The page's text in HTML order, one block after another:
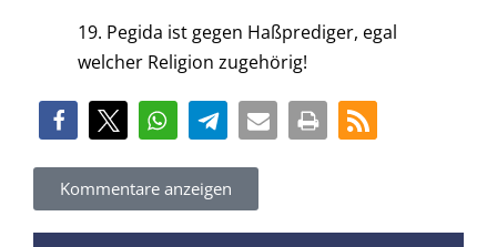
19. Pegida ist gegen Haßprediger, egal
welcher Religion zugehörig!
Kommentare anzeigen